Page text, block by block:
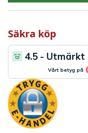
Säkra köp